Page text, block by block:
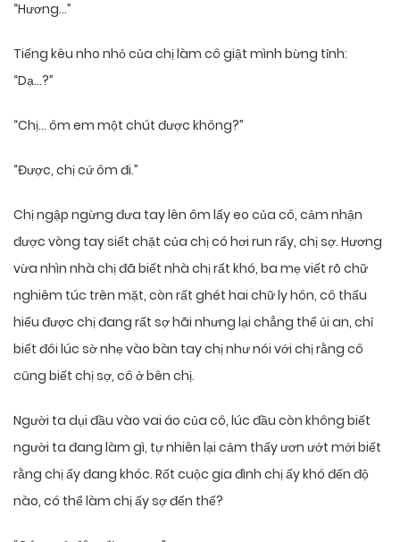
“Hương…”
Tiếng kêu nho nhỏ của chị làm cô giật mình bừng tỉnh:
“Dạ…?”
“Chị… ôm em một chút được không?”
“Được, chị cứ ôm đi.”
Chị ngập ngừng đưa tay lên ôm lấy eo của cô, cảm nhận
được vòng tay siết chặt của chị có hơi run rẩy, chị sợ. Hương
vừa nhìn nhà chị đã biết nhà chị rất khó, ba mẹ viết rõ chữ
nghiêm túc trên mặt, còn rất ghét hai chữ ly hôn, cô thấu
hiểu được chị đang rất sợ hãi nhưng lại chẳng thể ủi an, chỉ
biết đôi lúc sờ nhẹ vào bàn tay chị như nói với chị rằng cô
cũng biết chị sợ, cô ở bên chị.
Người ta dụi đầu vào vai áo của cô, lúc đầu còn không biết
người ta đang làm gì, tự nhiên lại cảm thấy ươn ướt mới biết
rằng chị ấy đang khóc. Rốt cuộc gia đình chị ấy khó đến độ
nào, có thể làm chị ấy sợ đến thế?